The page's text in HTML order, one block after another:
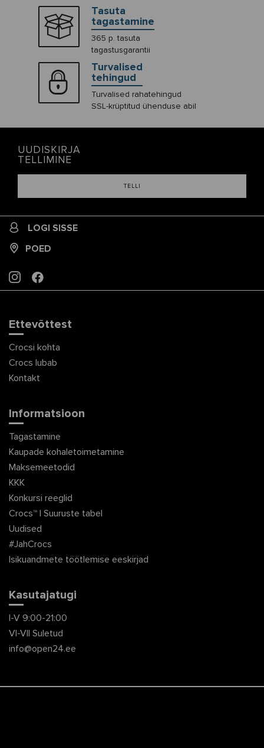
Tasuta
tagastamine
365 p. tasuta
tagastusgarantii
Turvalised
tehingud
Turvalised rahatehingud
SSL-krüptitud ühenduse abil
UUDISKIRJA
TELLIMINE
TELLI
LOGI SISSE
POED
INSTAGRAM
FACEBOOK
Ettevõttest
Crocsi kohta
Crocs lubab
Kontakt
Informatsioon
Tagastamine
Kaupade kohaletoimetamine
Maksemeetodid
KKK
Konkursi reeglid
Crocs™ | Suuruste tabel
Uudised
#JahCrocs
Isikuandmete töötlemise eeskirjad
Kasutajatugi
I-V 9:00-21:00
VI-VII Suletud
info@open24.ee